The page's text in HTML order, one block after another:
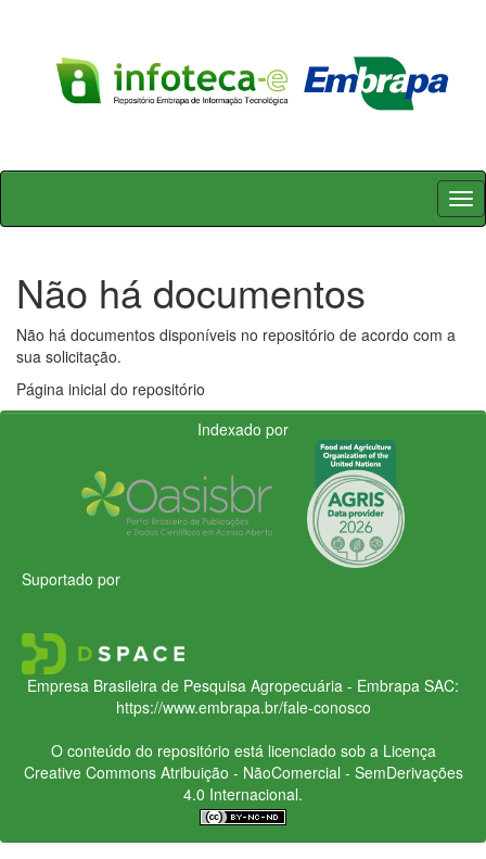
Skip
Não há documentos
Não há documentos disponíveis no repositório de acordo com a
sua solicitação.
Página inicial do repositório
Indexado por
Suportado por
Empresa Brasileira de Pesquisa Agropecuária - Embrapa SAC:
https://www.embrapa.br/fale-conosco
O conteúdo do repositório está licenciado sob a Licença
Creative CommonsAtribuição - NãoComercial - SemDerivações
4.0 Internacional.